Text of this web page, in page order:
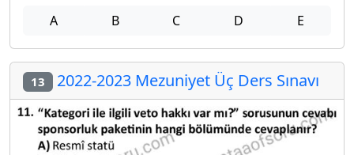
A B C D E
13 2022-2023 Mezuniyet Üç Ders Sınavı